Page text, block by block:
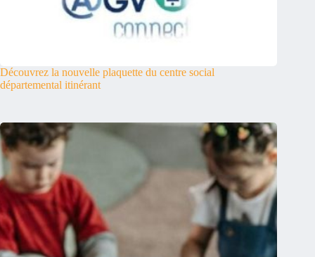
Découvrez la nouvelle plaquette du centre social
départemental itinérant